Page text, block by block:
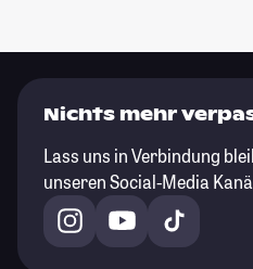
Nichts mehr
Lass uns in Verbindung
unseren Social-Media